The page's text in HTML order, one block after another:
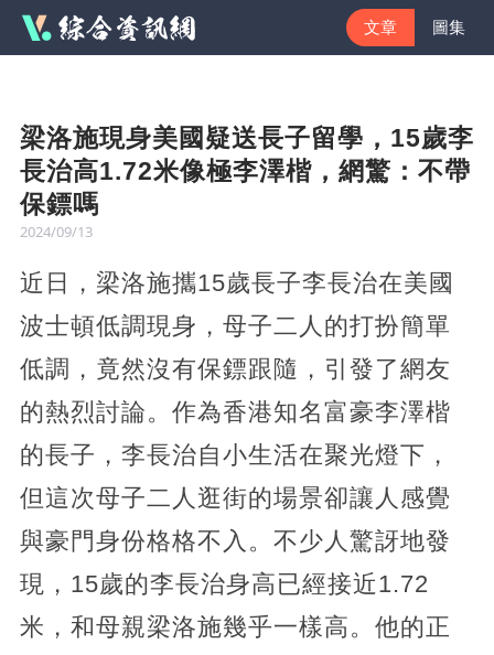
文章 圖集
梁洛施現身美國疑送長子留學，15歲李
長治高1.72米像極李澤楷，網驚：不帶
保鏢嗎
2024/09/13
近日，梁洛施攜15歲長子李長治在美國
波士頓低調現身，母子二人的打扮簡單
低調，竟然沒有保鏢跟隨，引發了網友
的熱烈討論。作為香港知名富豪李澤楷
的長子，李長治自小生活在聚光燈下，
但這次母子二人逛街的場景卻讓人感覺
與豪門身份格格不入。不少人驚訝地發
現，15歲的李長治身高已經接近1.72
米，和母親梁洛施幾乎一樣高。他的正